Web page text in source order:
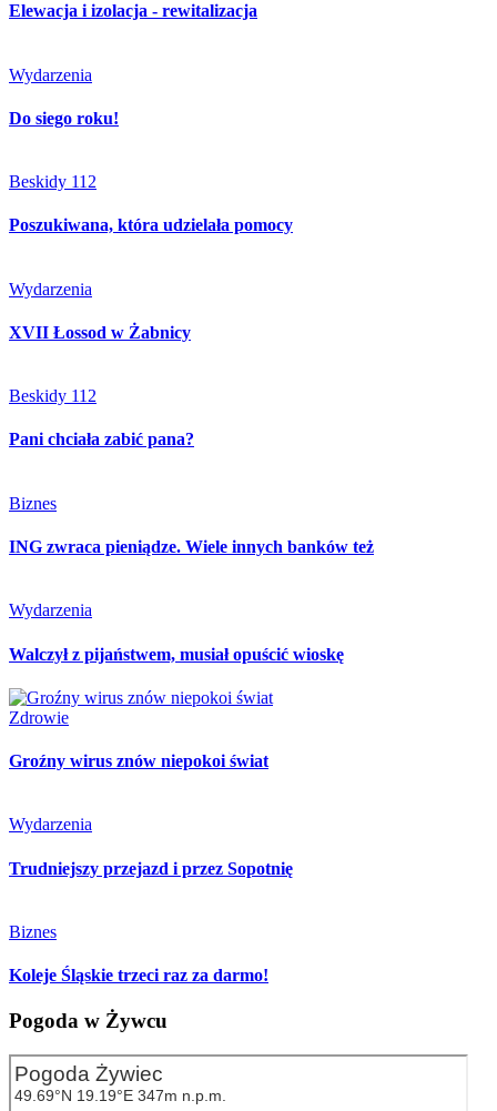
Elewacja i izolacja - rewitalizacja
Wydarzenia
Do siego roku!
Beskidy 112
Poszukiwana, która udzielała pomocy
Wydarzenia
XVII Łossod w Żabnicy
Beskidy 112
Pani chciała zabić pana?
Biznes
ING zwraca pieniądze. Wiele innych banków też
Wydarzenia
Walczył z pijaństwem, musiał opuścić wioskę
Zdrowie
Groźny wirus znów niepokoi świat
Wydarzenia
Trudniejszy przejazd i przez Sopotnię
Biznes
Koleje Śląskie trzeci raz za darmo!
Pogoda w Żywcu